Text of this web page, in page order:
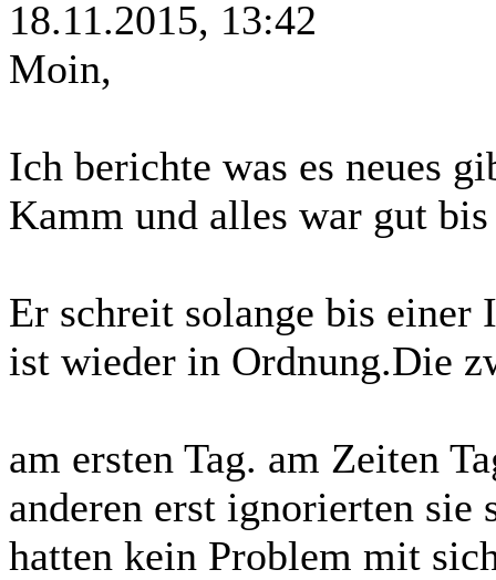
18.11.2015, 13:42
Moin,
Ich berichte was es neues
Kamm und alles war gut
Er schreit solange bis
ist wieder in Ordnung.Die
am ersten Tag. am Zeiten
anderen erst ignorierten
hatten kein Problem mit